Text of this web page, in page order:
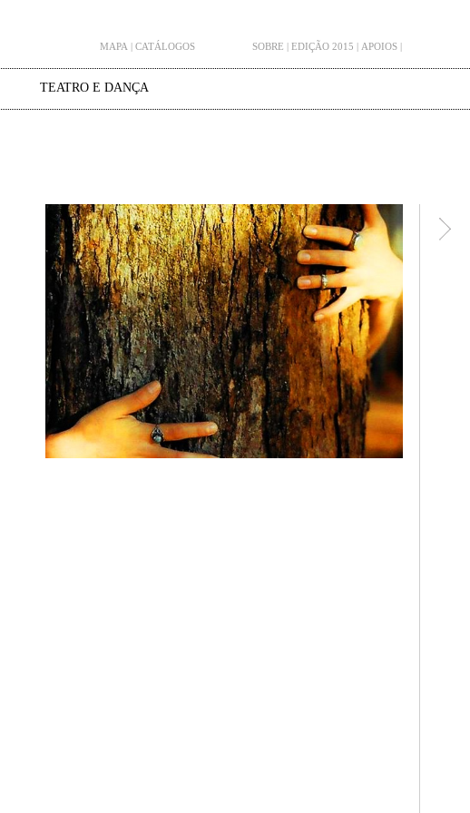
MAPA | CATÁLOGOS SOBRE | EDIÇÃO 2015 | APOIOS |
TEATRO E DANÇA